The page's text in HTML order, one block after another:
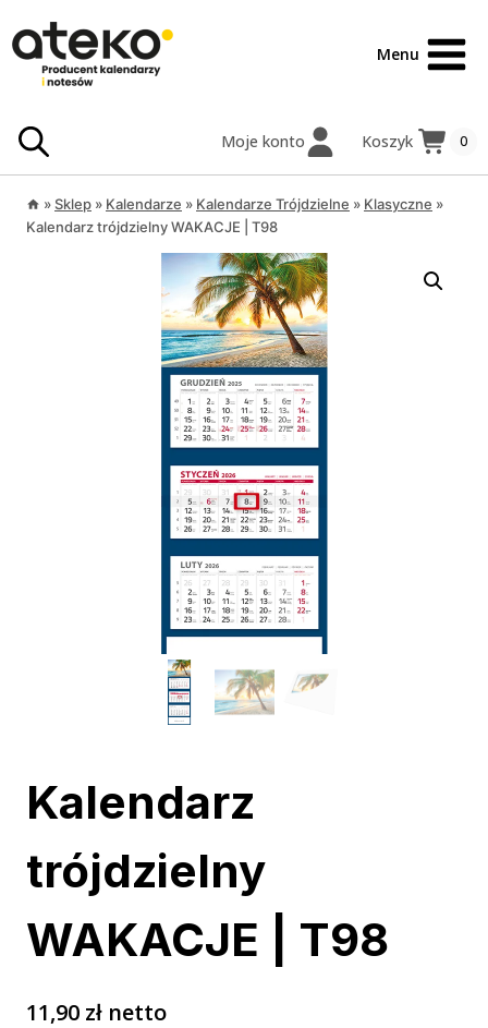
treści
do
treści
Menu
Moje konto Koszyk 0
»Sklep » Kalendarze » Kalendarze Trójdzielne » Klasyczne »
Kalendarz trójdzielny WAKACJE | T98
Kalendarz
trójdzielny
WAKACJE | T98
11,90 zł netto